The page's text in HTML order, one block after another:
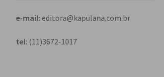
e-mail: editora@kapulana.com.br
tel: (11)3672-1017